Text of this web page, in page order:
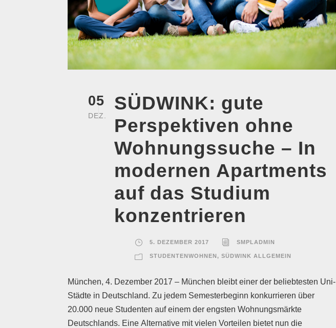
05
DEZ.
SÜDWINK: gute
Perspektiven ohne
Wohnungssuche – In
modernen Apartments
auf das Studium
konzentrieren
5. DEZEMBER 2017 SMPLADMIN
STUDENTENWOHNEN , SÜDWINK ALLGEMEIN
München, 4. Dezember 2017 – München bleibt einer der beliebtesten Uni-
Städte in Deutschland. Zu jedem Semesterbeginn konkurrieren über
20.000 neue Studenten auf einem der engsten Wohnungsmärkte
Deutschlands. Eine Alternative mit vielen Vorteilen bietet nun die